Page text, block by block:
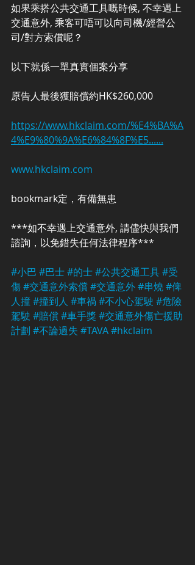
如果乘搭公共交通工具嘅時候, 不幸遇上
交通意外, 乘客可唔可以向司機/經營公
司/對方索償呢？
以下就係一單真實個案分享
原告人最後獲賠償約HK$260,000
https://www.hkclaim.com/%E4%BA%A
4%E9%80%9A%E6%84%8F%E5......
www.hkclaim.com
bookmark定，有備無患
***如不幸遇上交通意外, 請儘快與我們
諮詢，以免錯失任何法律程序***
#小巴 #巴士#的士#公共交通工具#受
傷#交通意外索償#交通意外#串燒#俾
人撞#撞到人 #車禍 #不小心駕駛 #危險
駕駛 #賠償#車手獎#交通意外傷亡援助
計劃 #不論過失 #TAVA#hkclaim